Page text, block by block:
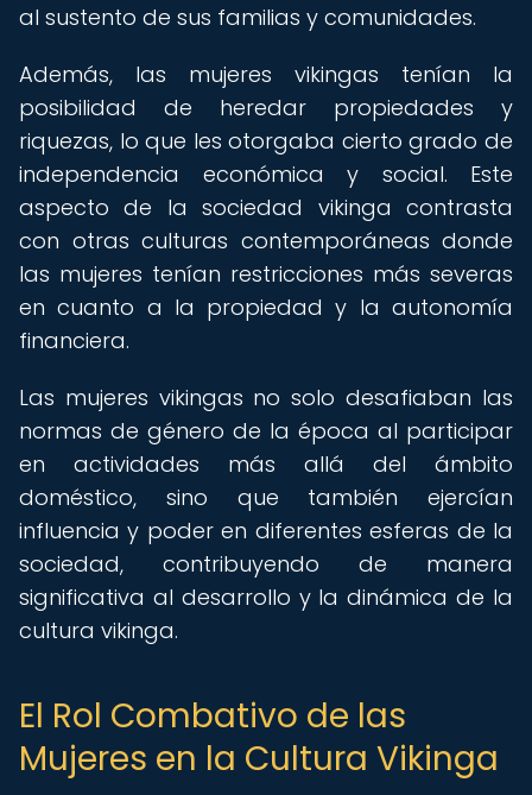
al sustento de sus familias y comunidades.
Además, las mujeres vikingas tenían la
posibilidad de heredar propiedades y
riquezas, lo que les otorgaba cierto grado de
independencia económica y social. Este
aspecto de la sociedad vikinga contrasta
con otras culturas contemporáneas donde
las mujeres tenían restricciones más severas
en cuanto a la propiedad y la autonomía
financiera.
Las mujeres vikingas no solo desafiaban las
normas de género de la época al participar
en actividades más allá del ámbito
doméstico, sino que también ejercían
influencia y poder en diferentes esferas de la
sociedad, contribuyendo de manera
significativa al desarrollo y la dinámica de la
cultura vikinga.
El Rol Combativo de las
Mujeres en la Cultura Vikinga